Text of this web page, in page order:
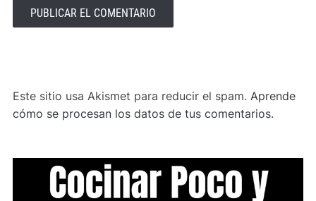
Este sitio usa Akismet para reducir el spam. Aprende
cómo se procesan los datos de tus comentarios.